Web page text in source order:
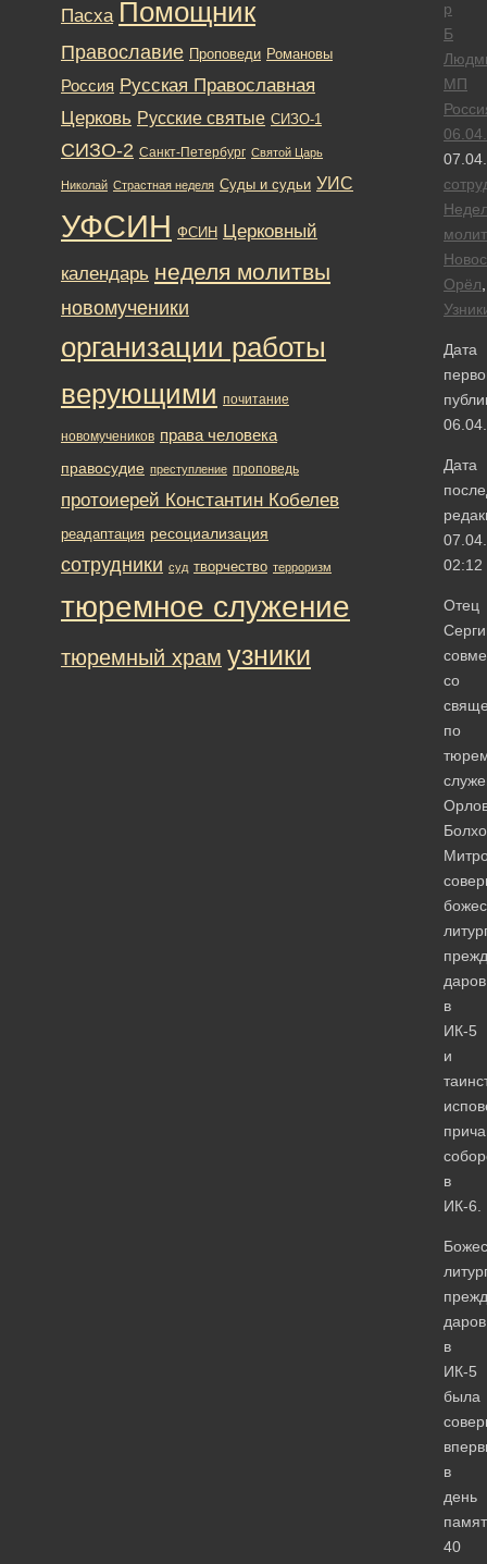
р
Б
МП
Орёл
Дата
Дата
02:12
Отец
со
по
даров
в
ИК-5
и
в
ИК-6.
даров
в
ИК-5
была
в
день
40
Пасха Помощник
Православие Проповеди Романовы
Россия Русская Православная
Церковь Русские святые СИЗО-1
СИЗО-2 Санкт-Петербург Святой Царь
Николай Страстная неделя Суды и судьи УИС
УФСИН ФСИН Церковный
календарь неделя молитвы
новомученики
организации работы
верующими почитание
новомучеников права человека
правосудие преступление проповедь
протоиерей Константин Кобелев
реадаптация ресоциализация
сотрудники суд творчество терроризм
тюремное служение
тюремный храм узники